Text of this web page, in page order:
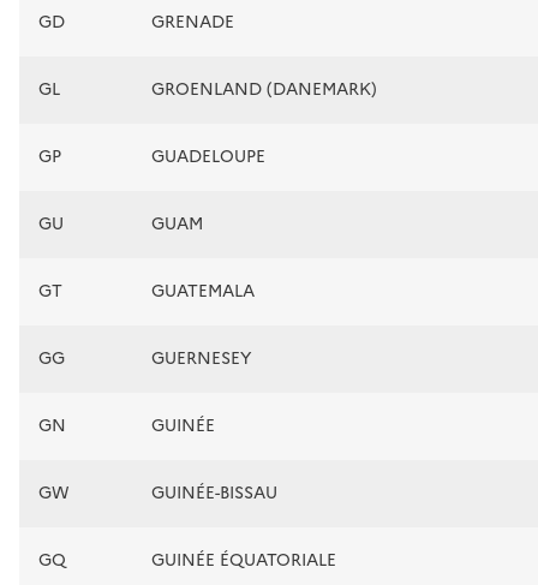
GD GRENADE
GL GROENLAND (DANEMARK)
GP GUADELOUPE
GU GUAM
GT GUATEMALA
GG GUERNESEY
GN GUINÉE
GW GUINÉE-BISSAU
GQ GUINÉE ÉQUATORIALE